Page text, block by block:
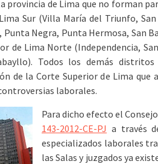
provincia de Lima que no forman
Sur (Villa María del Triunfo,
Punta Negra, Punta Hermosa, San
de Lima Norte (Independencia,
Todos los demás
de la Corte Superior de Lima
laborales.
Para dicho efecto el
143-2012-CE-PJ a través
especializados laborales
las Salas y juzgados ya